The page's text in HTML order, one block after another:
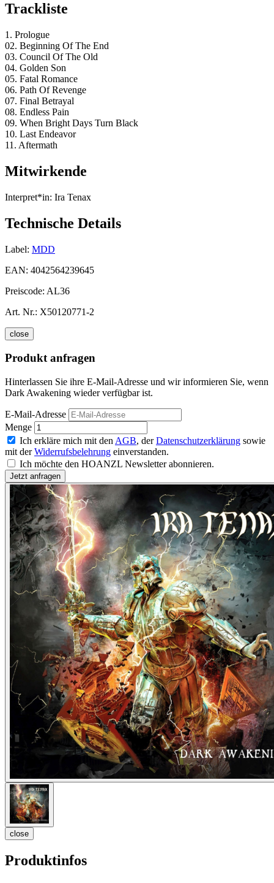
Trackliste
1. Prologue
02. Beginning Of The End
03. Council Of The Old
04. Golden Son
05. Fatal Romance
06. Path Of Revenge
07. Final Betrayal
08. Endless Pain
09. When Bright Days Turn Black
10. Last Endeavor
11. Aftermath
Mitwirkende
Interpret*in: Ira Tenax
Technische Details
Label: MDD
EAN: 4042564239645
Preiscode: AL36
Art. Nr.: X50120771-2
close
Produkt anfragen
Hinterlassen Sie ihre E-Mail-Adresse und wir informieren Sie, wenn
Dark Awakening wieder verfügbar ist.
E-Mail-Adresse
Menge
Ich erkläre mich mit den AGB, derDatenschutzerklärung sowie
mit derWiderrufsbelehrung einverstanden.
Ich möchte den HOANZL Newsletter abonnieren.
close
Produktinfos